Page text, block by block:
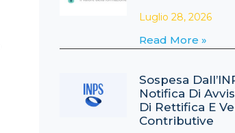
Luglio 28, 2026
Read More »
Sospesa
Notifica Di
Di Rettifica E
Contributive